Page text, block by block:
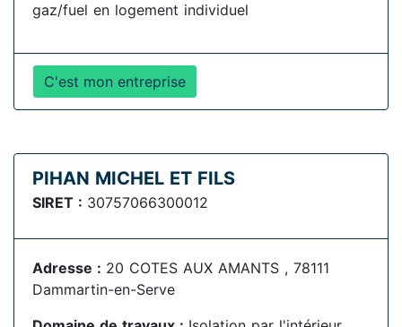
gaz/fuel en logement individuel
C'est mon entreprise
PIHAN MICHEL ET FILS
SIRET : 30757066300012
Adresse : 20 COTES AUX AMANTS , 78111
Dammartin-en-Serve